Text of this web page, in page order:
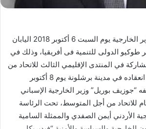
يغادر سامح شكري وزير الخارجية يوم السبت 6 أكتوبر 2018 اليابان
طوكيو الدولى للتنمية فى أفريقيا، وذلك في
في المنتدى الإقليمي الثالث للاتحاد من
أجل المتوسط المقرر انعقاده في مدينة برشلونة يوم 8 أكتوبر
“جوزيف بوريل” وزير الخارجية الإسباني
للاتحاد من أجل المتوسط، تحت الرئاسة
الأردني أيمن الصفدي والممثلة السامية